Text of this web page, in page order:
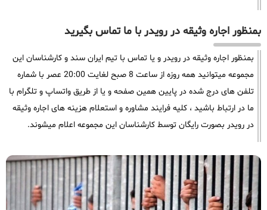
بمنظور اجاره وثیقه در رویدر با ما تماس بگیرید
بمنظور اجاره وثیقه در رویدر و یا تماس با تیم ایران سند و کارشناسان این
مجموعه میتوانید همه روزه از ساعت 8 صبح لغایت 20:00 عصر با شماره
تلفن های درج شده در پایین همین صفحه و یا از طریق واتساپ و تلگرام با
ما در ارتباط باشید ، کلیه فرایند مشاوره و استعلام هزینه های اجاره وثیقه
در رویدر بصورت رایگان توسط کارشناسان این مجموعه اعلام میشوند.